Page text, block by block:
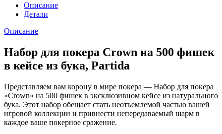
Описание
Детали
Описание
Набор для покера Crown на 500 фишек
в кейсе из бука, Partida
Представляем вам корону в мире покера — Набор для покера
«Crown» на 500 фишек в эксклюзивном кейсе из натурального
бука. Этот набор обещает стать неотъемлемой частью вашей
игровой коллекции и привнести непередаваемый шарм в
каждое ваше покерное сражение.